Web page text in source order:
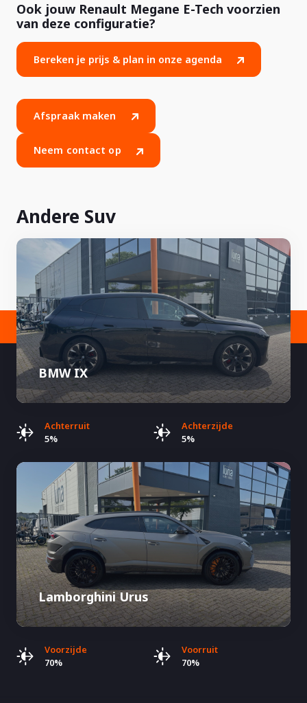
Ook jouw Renault Megane E-Tech voorzien
van deze configuratie?
Bereken je prijs & plan in onze agenda
Afspraak maken
Neem contact op
Andere Suv
BMW IX
Achterruit
5%
Achterzijde
5%
Lamborghini Urus
Voorzijde
70%
Voorruit
70%